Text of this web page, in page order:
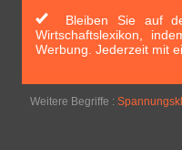
Bleiben Sie auf
Wirtschaftslexikon,
Werbung. Jederzeit mit
Weitere Begriffe :